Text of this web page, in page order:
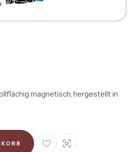
magnetisch, hergestellt in